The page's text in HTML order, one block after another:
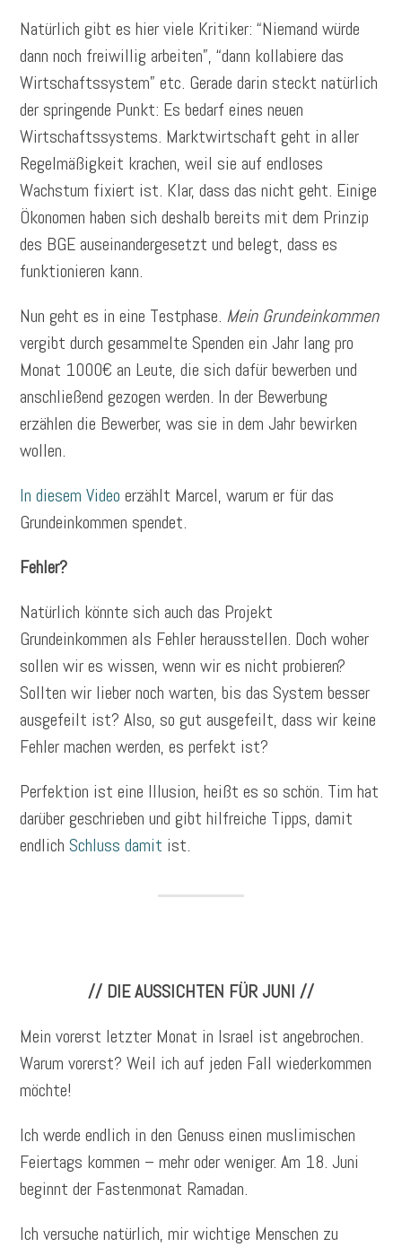
Natürlich gibt es hier viele Kritiker: “Niemand würde
dann noch freiwillig arbeiten”, “dann kollabiere das
Wirtschaftssystem” etc. Gerade darin steckt natürlich
der springende Punkt: Es bedarf eines neuen
Wirtschaftssystems. Marktwirtschaft geht in aller
Regelmäßigkeit krachen, weil sie auf endloses
Wachstum fixiert ist. Klar, dass das nicht geht. Einige
Ökonomen haben sich deshalb bereits mit dem Prinzip
des BGE auseinandergesetzt und belegt, dass es
funktionieren kann.
Nun geht es in eine Testphase. Mein Grundeinkommen
vergibt durch gesammelte Spenden ein Jahr lang pro
Monat 1000€ an Leute, die sich dafür bewerben und
anschließend gezogen werden. In der Bewerbung
erzählen die Bewerber, was sie in dem Jahr bewirken
wollen.
In diesem Video erzählt Marcel, warum er für das
Grundeinkommen spendet.
Fehler?
Natürlich könnte sich auch das Projekt
Grundeinkommen als Fehler herausstellen. Doch woher
sollen wir es wissen, wenn wir es nicht probieren?
Sollten wir lieber noch warten, bis das System besser
ausgefeilt ist? Also, so gut ausgefeilt, dass wir keine
Fehler machen werden, es perfekt ist?
Perfektion ist eine Illusion, heißt es so schön. Tim hat
darüber geschrieben und gibt hilfreiche Tipps, damit
endlichSchluss damit ist.
// DIE AUSSICHTEN FÜR JUNI //
Mein vorerst letzter Monat in Israel ist angebrochen.
Warum vorerst? Weil ich auf jeden Fall wiederkommen
möchte!
Ich werde endlich in den Genuss einen muslimischen
Feiertags kommen – mehr oder weniger. Am 18. Juni
beginnt der Fastenmonat Ramadan.
Ich versuche natürlich, mir wichtige Menschen zu